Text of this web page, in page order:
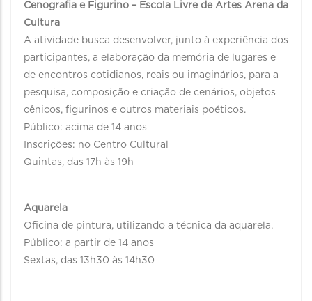
Cenografia e Figurino – Escola Livre de Artes Arena da
Cultura
A atividade busca desenvolver, junto à experiência dos
participantes, a elaboração da memória de lugares e
de encontros cotidianos, reais ou imaginários, para a
pesquisa, composição e criação de cenários, objetos
cênicos, figurinos e outros materiais poéticos.
Público: acima de 14 anos
Inscrições: no Centro Cultural
Quintas, das 17h às 19h
Aquarela
Oficina de pintura, utilizando a técnica da aquarela.
Público: a partir de 14 anos
Sextas, das 13h30 às 14h30